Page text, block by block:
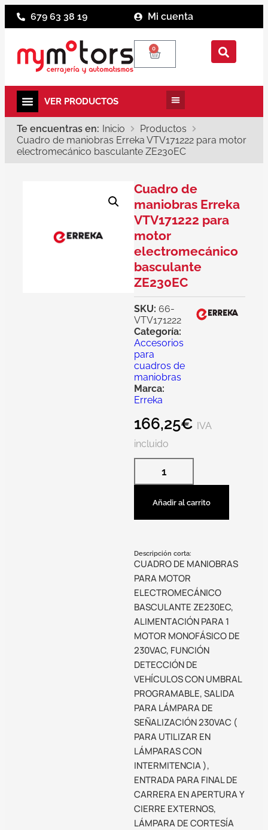
679 63 38 19 Mi cuenta
0
Te encuentras en: Inicio
Productos
Cuadro de maniobras Erreka VTV171222 para motor
electromecánico basculante ZE230EC
Cuadro de
maniobras Erreka
VTV171222 para
motor
electromecánico
basculante
ZE230EC
SKU: 66-
VTV171222
Categoría:
Accesorios
para
cuadros de
maniobras
Marca:
Erreka
166,25€ IVA
incluido
Añadir al carrito
Descripción corta:
CUADRO DE MANIOBRAS
PARA MOTOR
ELECTROMECÁNICO
BASCULANTE ZE230EC,
ALIMENTACIÓN PARA 1
MOTOR MONOFÁSICO DE
230VAC, FUNCIÓN
DETECCIÓN DE
VEHÍCULOS CON UMBRAL
PROGRAMABLE, SALIDA
PARA LÁMPARA DE
SEÑALIZACIÓN 230VAC (
PARA UTILIZAR EN
LÁMPARAS CON
INTERMITENCIA ),
ENTRADA PARA FINAL DE
CARRERA EN APERTURA Y
CIERRE EXTERNOS,
LÁMPARA DE CORTESÍA